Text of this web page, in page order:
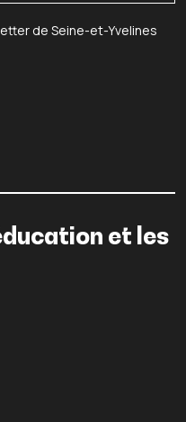
de Seine-et-Yvelines
et les